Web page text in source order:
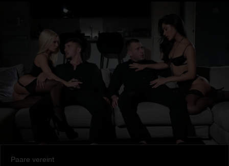
Paare vereint